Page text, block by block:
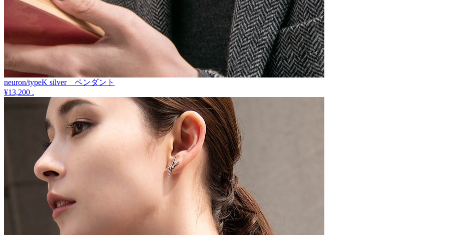
neuron/typeK silver ペンダント
¥13,200 .